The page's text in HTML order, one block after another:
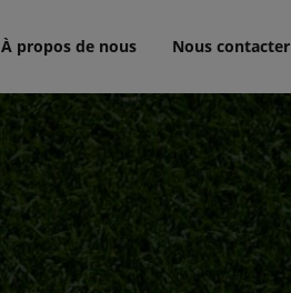
À propos de nous Nous contacter